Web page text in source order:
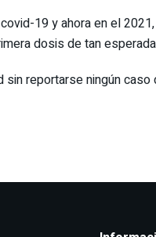
19 y ahora en el
dosis de tan
reportarse ningún